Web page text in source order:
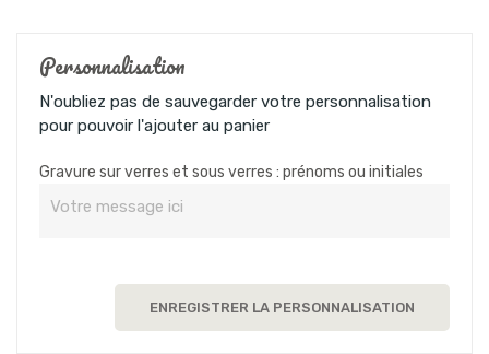
Personnalisation
N'oubliez pas de sauvegarder votre personnalisation
pour pouvoir l'ajouter au panier
Gravure sur verres et sous verres : prénoms ou initiales
ENREGISTRER LA PERSONNALISATION